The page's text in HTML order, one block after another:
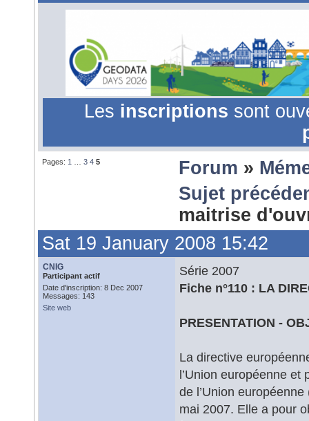
Les inscriptions sont
Pages: 1 3 4 5 Forum »
Sujet
maitrise
Sat 19 January 2008 15:42
CNIG
Participant actif
Date d'inscription: 8 Dec 2007
Messages: 143
Site web
Série 2007
Fiche n°110 : LA
PRESENTATION -
La directive
l’Union européenne
de l’Union
mai 2007. Elle a pour